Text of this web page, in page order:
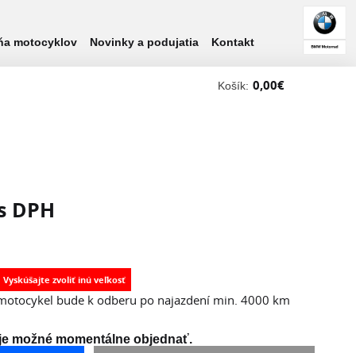
motocyklov Novinky a podujatia Kontakt
Košík: 0,00€
DPH
bude k odberu po najazdení min. 4000 km
možné momentálne objednať.